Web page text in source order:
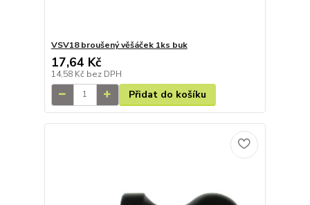
VSV18 broušený věšáček 1ks buk
17,64 Kč
14,58 Kč bez DPH
Přidat do košíku